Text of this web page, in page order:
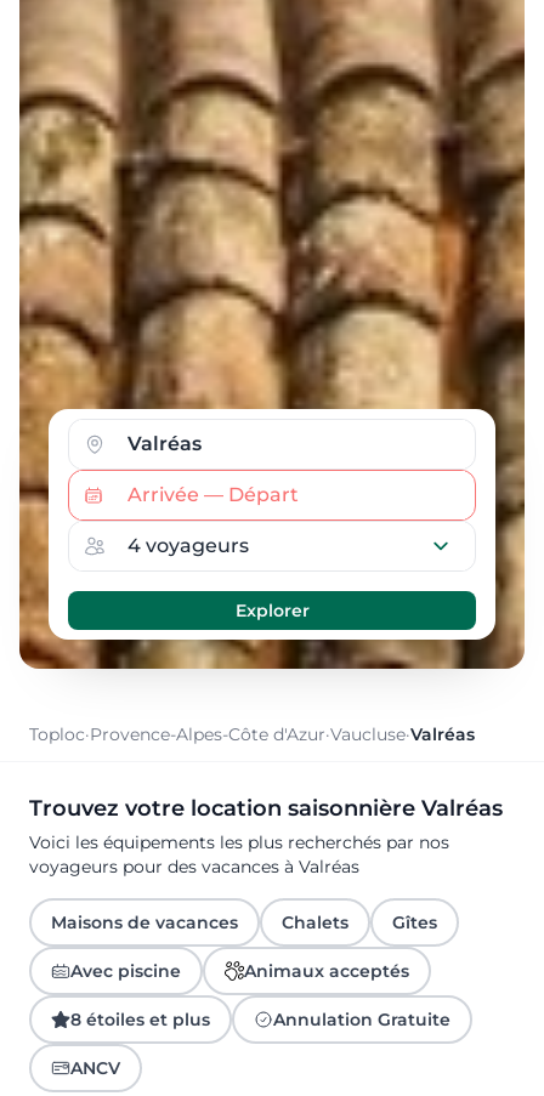
Toploc·Provence-Alpes-Côte d'Azur·Vaucluse·Valréas
Trouvez votre location saisonnière Valréas
Voici les équipements les plus recherchés par nos
voyageurs pour des vacances à Valréas
Maisons de vacances Chalets Gîtes
Avec piscine Animaux acceptés
8 étoiles et plus Annulation Gratuite
ANCV